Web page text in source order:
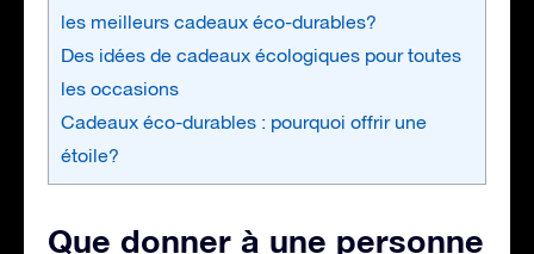
les meilleurs cadeaux éco-durables?
Des idées de cadeaux écologiques pour toutes
les occasions
Cadeaux éco-durables : pourquoi offrir une
étoile?
Que donner à une personne